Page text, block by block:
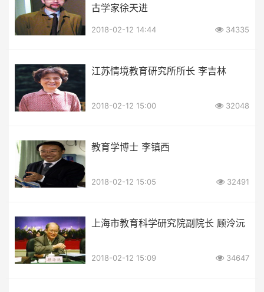
古学家徐天进
2018-02-12 14:44 34335
江苏情境教育研究所所长 李吉林
2018-02-12 15:00 32048
教育学博士 李镇西
2018-02-12 15:05 32491
上海市教育科学研究院副院长 顾泠沅
2018-02-12 15:09 34647